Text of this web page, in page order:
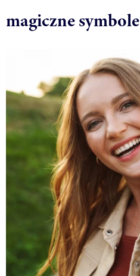
magiczne symbole